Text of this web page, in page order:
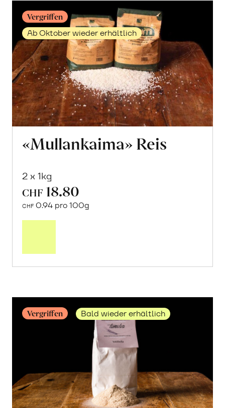
Vergriffen
Ab Oktober wieder erhältlich
«Mullankaima» Reis
2 x 1kg
CHF 18.80
CHF 0.94 pro 100g
erfahren
Vergriffen Bald wieder erhältlich